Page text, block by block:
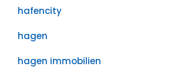
hafencity
hagen
hagen immobilien